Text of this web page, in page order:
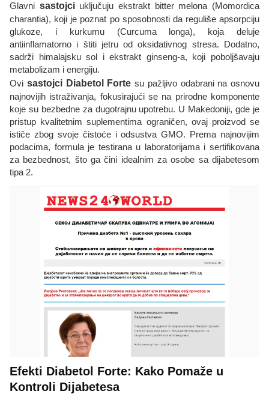
Glavni sastojciuključuju ekstrakt bitter melona (Momordica
charantia), koji je poznat po sposobnosti da reguliše apsorpciju
glukoze, i kurkumu (Curcuma longa), koja deluje
antiinflamatorno i štiti jetru od oksidativnog stresa. Dodatno,
sadrži himalajsku sol i ekstrakt ginseng-a, koji poboljšavaju
metabolizam i energiju.
Ovi sastojci Diabetol Forte su pažljivo odabrani na osnovu
najnovijih istraživanja, fokusirajući se na prirodne komponente
koje su bezbedne za dugotrajnu upotrebu. U Makedoniji, gde je
pristup kvalitetnim suplementima ograničen, ovaj proizvod se
ističe zbog svoje čistoće i odsustva GMO. Prema najnovijim
podacima, formula je testirana u laboratorijama i sertifikovana
za bezbednost, što ga čini idealnim za osobe sa dijabetesom
tipa 2.
Efekti Diabetol Forte: Kako Pomaže u
Kontroli Dijabetesa